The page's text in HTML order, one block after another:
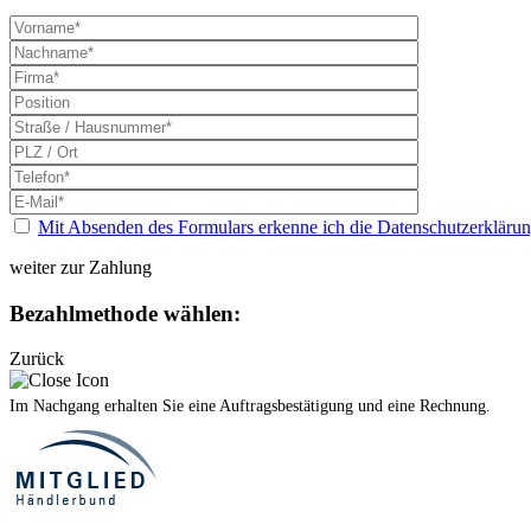
Mit Absenden des Formulars erkenne ich die
weiter zur Zahlung
Bezahlmethode wählen:
Zurück
Im Nachgang erhalten Sie eine Auftragsbestätigung und eine Rechnung.